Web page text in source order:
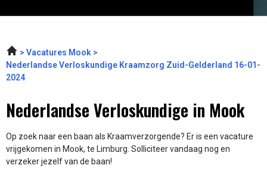
Vacatures Mook
Nederlandse Verloskundige Kraamzorg Zuid-Gelderland 16-01-
2024
Nederlandse Verloskundige in Mook
Op zoek naar een baan als Kraamverzorgende? Er is een vacature
vrijgekomen in Mook, te Limburg. Solliciteer vandaag nog en
verzeker jezelf van de baan!